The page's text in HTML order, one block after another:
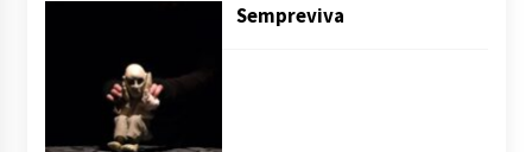
Sempreviva